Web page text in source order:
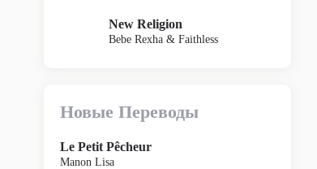
New Religion
Bebe Rexha & Faithless
Новые Переводы
Le Petit Pêcheur
Manon Lisa